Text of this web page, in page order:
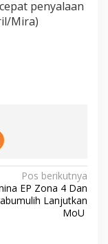
penyalaan
Mira)
Pos berikutnya
EP Zona 4 Dan
Lanjutkan
MoU